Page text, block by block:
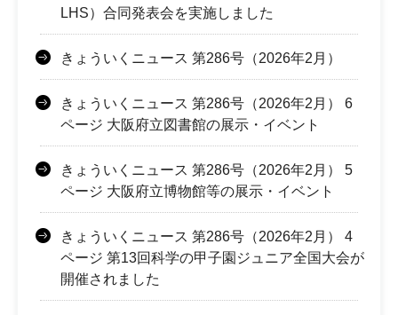
LHS）合同発表会を実施しました
きょういくニュース 第286号（2026年2月）
きょういくニュース 第286号（2026年2月） 6
ページ 大阪府立図書館の展示・イベント
きょういくニュース 第286号（2026年2月） 5
ページ 大阪府立博物館等の展示・イベント
きょういくニュース 第286号（2026年2月） 4
ページ 第13回科学の甲子園ジュニア全国大会が
開催されました